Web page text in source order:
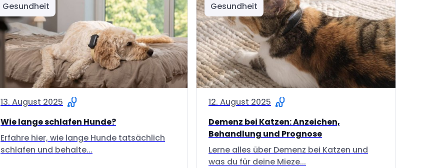
Gesundheit
13. August 2025
Wie lange schlafen Hunde?
Erfahre hier, wie lange Hunde tatsächlich
schlafen und behalte...
Gesundheit
12. August 2025
Demenz bei Katzen: Anzeichen,
Behandlung und Prognose
Lerne alles über Demenz bei Katzen und
was du für deine Mieze...